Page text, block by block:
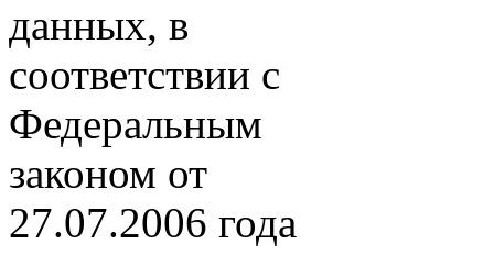
данных, в
соответствии с
Федеральным
законом от
27.07.2006 года